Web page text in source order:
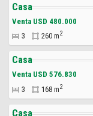
Casa
Venta USD 480.000
3
260 m2
Casa
Venta USD 576.830
3
168 m2
Casa